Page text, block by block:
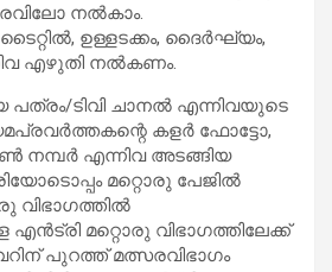
നല്‍കാം.
ഉള്ളടക്കം, ദൈര്‍ഘ്യം,
എഴുതി നല്‍കണം.
പത്രം/ടിവി ചാനല്‍ എന്നിവയുടെ
കളര്‍ ഫോട്ടോ,
നമ്പര്‍ എന്നിവ അടങ്ങിയ
മറ്റൊരു പേജില്‍
വിഭാഗത്തില്‍
എന്‍ട്രി മറ്റൊരു വിഭാഗത്തിലേക്ക്
പുറത്ത് മത്സരവിഭാഗം